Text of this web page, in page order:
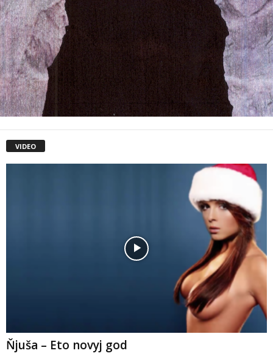
VIDEO
Ňjuša – Eto novyj god